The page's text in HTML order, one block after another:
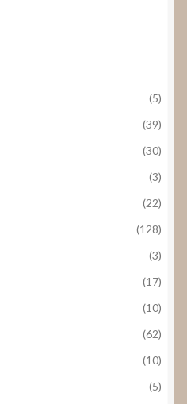
(5)
(39)
(30)
(3)
(22)
(128)
(3)
(17)
(10)
(62)
(10)
(5)